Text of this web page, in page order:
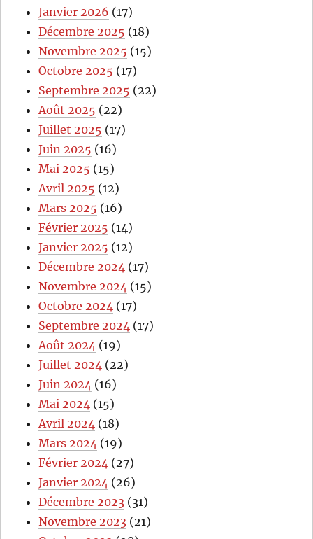
Janvier 2026 (17)
Décembre 2025 (18)
Novembre 2025 (15)
Octobre 2025 (17)
Septembre 2025 (22)
Août 2025 (22)
Juillet 2025 (17)
Juin 2025 (16)
Mai 2025 (15)
Avril 2025 (12)
Mars 2025 (16)
Février 2025 (14)
Janvier 2025 (12)
Décembre 2024 (17)
Novembre 2024 (15)
Octobre 2024 (17)
Septembre 2024 (17)
Août 2024 (19)
Juillet 2024 (22)
Juin 2024 (16)
Mai 2024 (15)
Avril 2024 (18)
Mars 2024 (19)
Février 2024 (27)
Janvier 2024 (26)
Décembre 2023 (31)
Novembre 2023 (21)